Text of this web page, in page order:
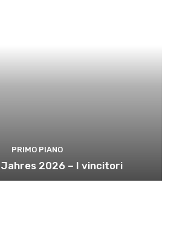
PRIMO PIANO
Jahres 2026 – I vincitori